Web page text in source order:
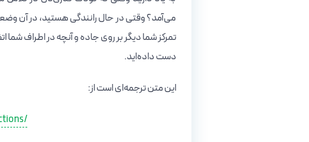
می‌آمد؟ وقتی در حال رانندگی هستید، در آن
تمرکز شما دیگر بر روی جاده و آنچه در اطراف شما
دست داده‌اید.
این متن ترجمه‌ای است از: